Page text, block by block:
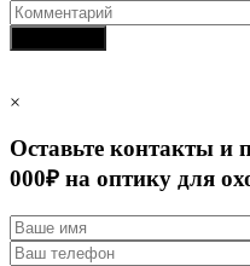
×
Оставьте контакты и
000₽ на оптику для